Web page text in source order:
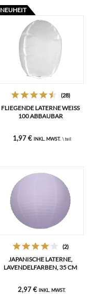
NEUHEIT
(28)
FLIEGENDE LATERNE WEISS 1
00 ABBAUBAR
1,97 € INKL. MWST.\ teil
(2)
JAPANISCHE LATERNE,
LAVENDELFARBEN, 35 CM
2,97 € INKL. MWST.